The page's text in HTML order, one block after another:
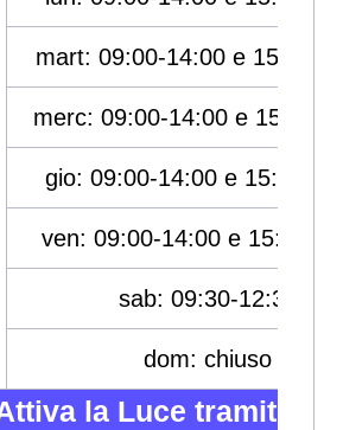
la Luce tramite
mart: 09:00-14:00 e 15:30-
merc: 09:00-14:00 e 15:30-
gio: 09:00-14:00 e 15:30-
ven: 09:00-14:00 e 15:30-
sab: 09:30-12:30
dom: chiuso